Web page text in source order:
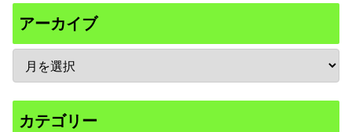
アーカイブ
カテゴリー